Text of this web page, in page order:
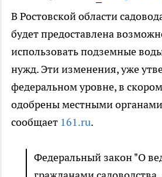
В Ростовской области
будет предоставлена
использовать подземные
нужд. Эти изменения, уже
федеральном уровне, в
одобрены местными
сообщает 161.ru.
Федеральный закон "О